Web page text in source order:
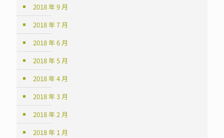
2018 年 9 月
2018 年 7 月
2018 年 6 月
2018 年 5 月
2018 年 4 月
2018 年 3 月
2018 年 2 月
2018 年 1 月